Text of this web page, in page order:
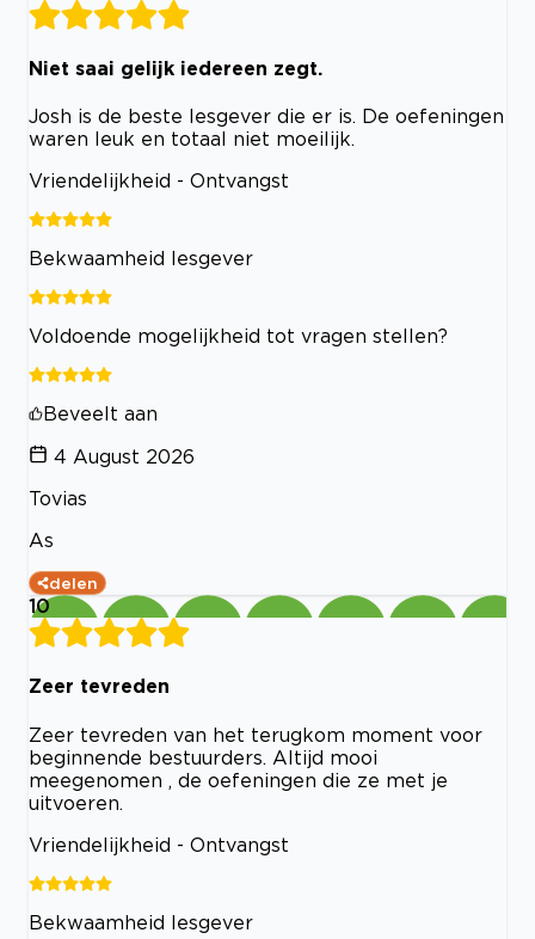
Niet saai gelijk iedereen zegt.
Josh is de beste lesgever die er is. De oefeningen
waren leuk en totaal niet moeilijk.
Vriendelijkheid - Ontvangst
Bekwaamheid lesgever
Voldoende mogelijkheid tot vragen stellen?
Beveelt aan
4 August 2026
Tovias
As
delen
10
Zeer tevreden
Zeer tevreden van het terugkom moment voor
beginnende bestuurders. Altijd mooi
meegenomen , de oefeningen die ze met je
uitvoeren.
Vriendelijkheid - Ontvangst
Bekwaamheid lesgever